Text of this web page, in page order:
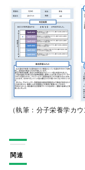
（執筆：分子栄養学カ
関連